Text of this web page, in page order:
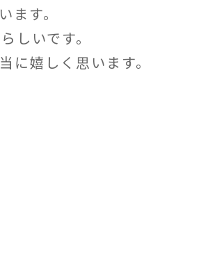
す。
しいです。
に嬉しく思います。